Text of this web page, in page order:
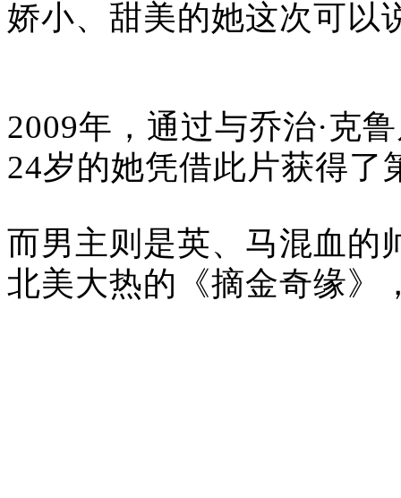
娇小、甜美的她这次可以
2009年，通过与乔治·克
24岁的她凭借此片获得了
而男主则是英、马混血的
北美大热的《摘金奇缘》